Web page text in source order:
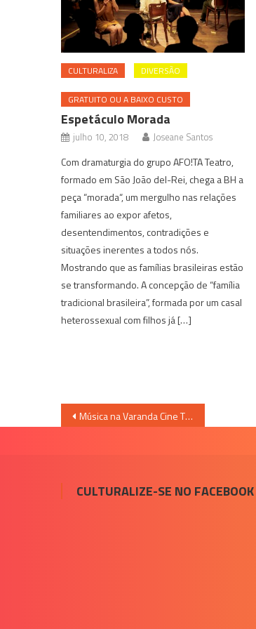
CULTURALIZA DIVERSÃO
GRATUITO OU A BAIXO CUSTO
Espetáculo Morada
julho 10, 2018 Joseane Santos
Com dramaturgia do grupo AFO!TA Teatro,
formado em São João del-Rei, chega a BH a
peça “morada“, um mergulho nas relações
familiares ao expor afetos,
desentendimentos, contradições e
situações inerentes a todos nós.
Mostrando que as famílias brasileiras estão
se transformando. A concepção de “família
tradicional brasileira”, formada por um casal
heterossexual com filhos já […]
Navegação
Música na Varanda Cine Theatro Brasil
CULTURALIZE-SE NO FACEBOOK